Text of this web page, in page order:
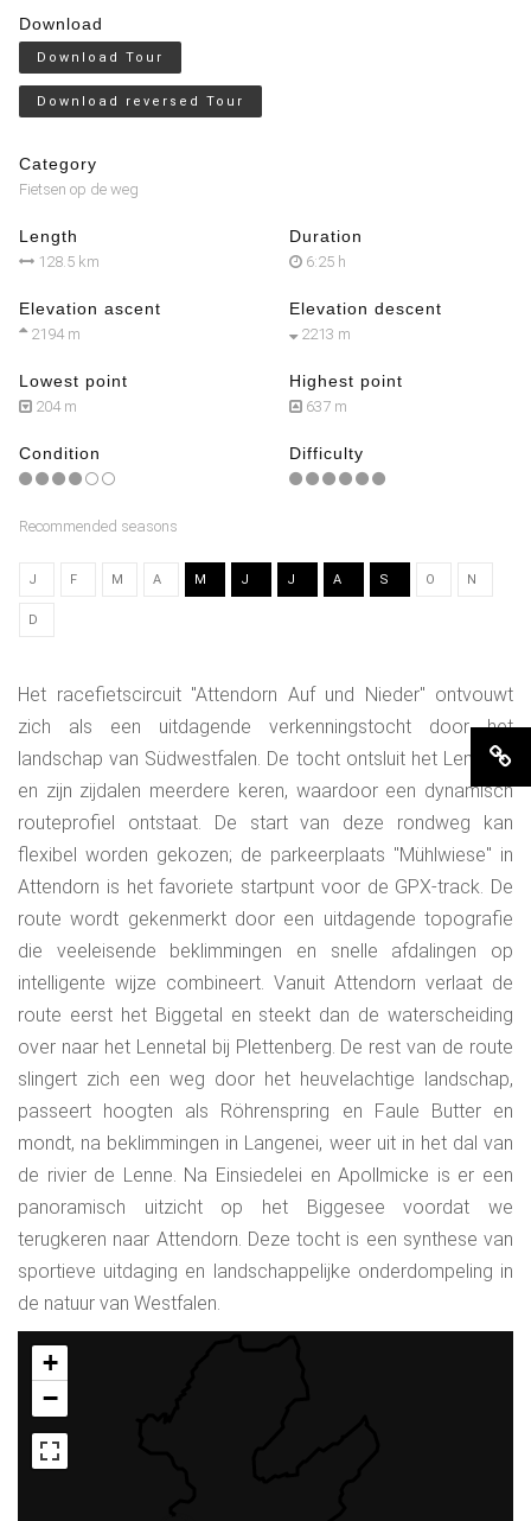
Download
Download Tour
Download reversed Tour
Category
Fietsen op de weg
Length
128.5 km
Duration
6:25 h
Elevation ascent
2194 m
Elevation descent
2213 m
Lowest point
204 m
Highest point
637 m
Condition Difficulty
Recommended seasons
J F M A M J J A S O N
D
Het racefietscircuit "Attendorn Auf und Nieder" ontvouwt
zich als een uitdagende verkenningstocht door het
landschap van Südwestfalen. De tocht ontsluit het Lennetal
en zijn zijdalen meerdere keren, waardoor een dynamisch
routeprofiel ontstaat. De start van deze rondweg kan
flexibel worden gekozen; de parkeerplaats "Mühlwiese" in
Attendorn is het favoriete startpunt voor de GPX-track. De
route wordt gekenmerkt door een uitdagende topografie
die veeleisende beklimmingen en snelle afdalingen op
intelligente wijze combineert. Vanuit Attendorn verlaat de
route eerst het Biggetal en steekt dan de waterscheiding
over naar het Lennetal bij Plettenberg. De rest van de route
slingert zich een weg door het heuvelachtige landschap,
passeert hoogten als Röhrenspring en Faule Butter en
mondt, na beklimmingen in Langenei, weer uit in het dal van
de rivier de Lenne. Na Einsiedelei en Apollmicke is er een
panoramisch uitzicht op het Biggesee voordat we
terugkeren naar Attendorn. Deze tocht is een synthese van
sportieve uitdaging en landschappelijke onderdompeling in
de natuur van Westfalen.
+
−